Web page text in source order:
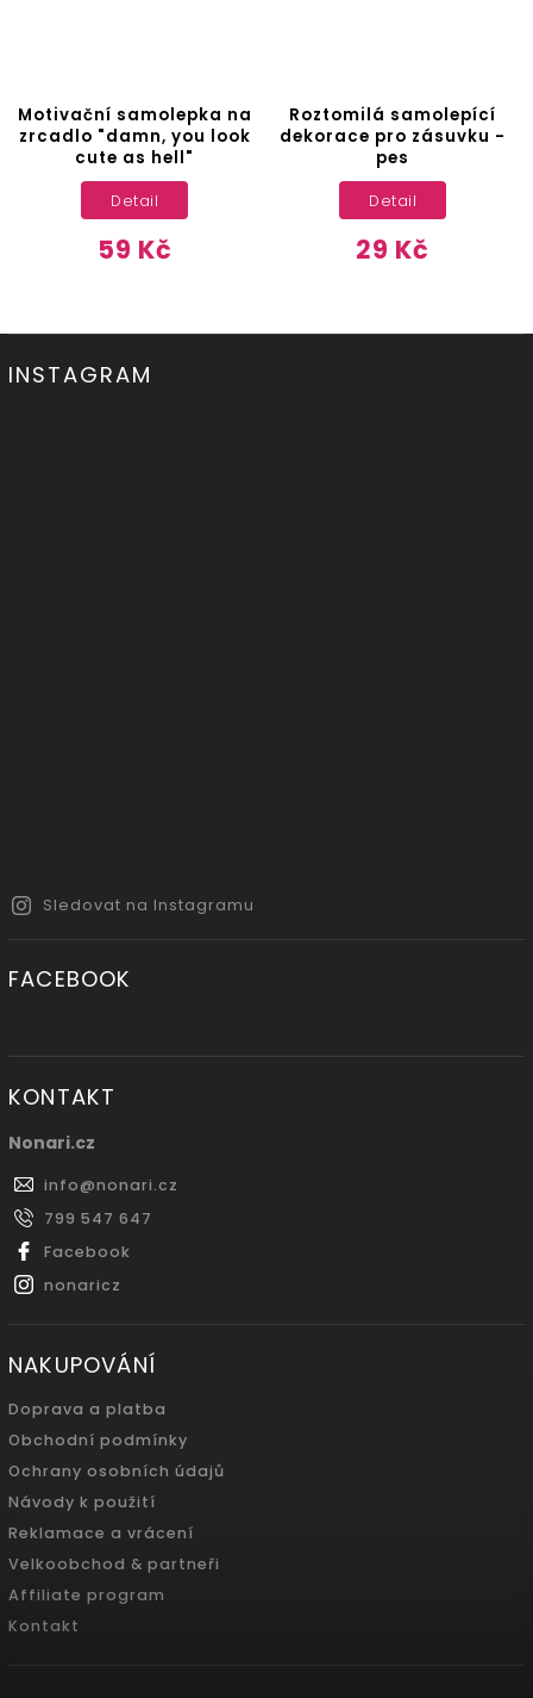
Motivační samolepka na
zrcadlo "damn, you look
cute as hell"
59 Kč
Detail
Roztomilá samolepící
dekorace pro zásuvku -
pes
29 Kč
Detail
INSTAGRAM
Sledovat na Instagramu
FACEBOOK
KONTAKT
Nonari.cz
info@nonari.cz
799 547 647
Facebook
nonaricz
NAKUPOVÁNÍ
Doprava a platba
Obchodní podmínky
Ochrany osobních údajů
Návody k použití
Reklamace a vrácení
Velkoobchod & partneři
Affiliate program
Kontakt